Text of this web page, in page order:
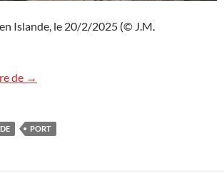
Islande, le 20/2/2025 (© J.M.
de Husavik, Islande
→
PORT